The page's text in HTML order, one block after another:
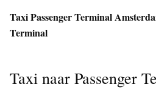
Taxi Passenger Terminal
Terminal
Taxi naar Passenger